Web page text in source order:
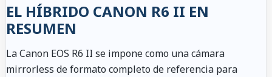
EL HÍBRIDO CANON R6 II EN
RESUMEN
La Canon EOS R6 II se impone como una cámara
mirrorless de formato completo de referencia para